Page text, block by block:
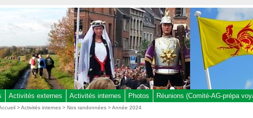
Activités externes Activités internes Photos Réunions (Comité-AG-prépa
>Activités internes >Nos randonnées>Année 2024